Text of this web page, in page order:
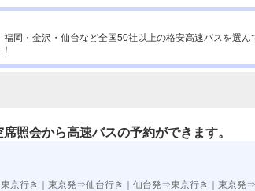
岡・金沢・仙台など全国50社以上の格安高速バスを選ん
照会から高速バスの予約ができます。
京行き 東京発⇒仙台行き 仙台発⇒東京行き 東京発